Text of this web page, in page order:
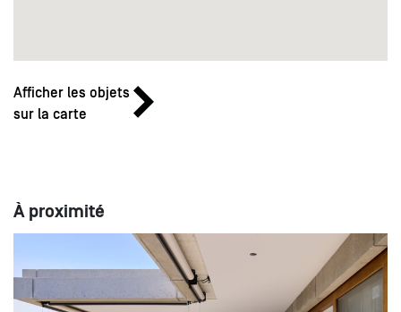
Afficher les objets
sur la carte
À proximité
MAI
15:00 - 19:00